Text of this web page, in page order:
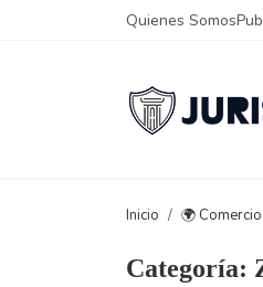
Quienes Somos
Inicio 🌍
Categoría: